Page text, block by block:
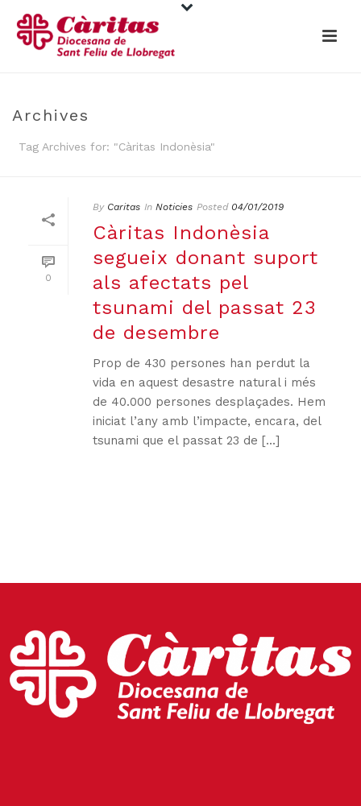
Archives
Tag Archives for: "Càritas Indonèsia"
0
By Caritas In Noticies Posted 04/01/2019
Càritas Indonèsia
segueix donant suport
als afectats pel
tsunami del passat 23
de desembre
Prop de 430 persones han perdut la
vida en aquest desastre natural i més
de 40.000 persones desplaçades. Hem
iniciat l’any amb l’impacte, encara, del
tsunami que el passat 23 de [...]